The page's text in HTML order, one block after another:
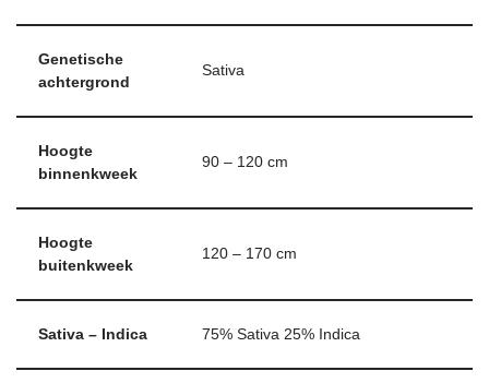
Genetische
achtergrond
Sativa
Hoogte
binnenkweek
90 – 120 cm
Hoogte
buitenkweek
120 – 170 cm
Sativa – Indica 75% Sativa 25% Indica